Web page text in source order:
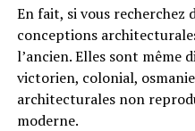
En fait, si vous recherchez
conceptions
l’ancien. Elles sont même
victorien, colonial,
architecturales non
moderne.